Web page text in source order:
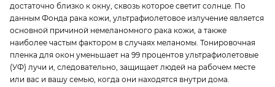
достаточно близко к окну, сквозь которое светит солнце. По
данным Фонда рака кожи, ультрафиолетовое излучение является
основной причиной немеланомного рака кожи, а также
наиболее частым фактором в случаях меланомы. Тонировочная
пленка для окон уменьшает на 99 процентов ультрафиолетовые
(УФ) лучи и, следовательно, защищает людей на рабочем месте
или вас и вашу семью, когда они находятся внутри дома.